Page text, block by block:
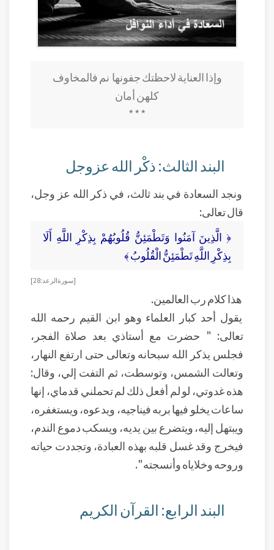
وإذا العناية لاحظتك جفونها نم فالمخاوف
كلهن أمان
* * *
البند الثالث: ذكْر الله عزوجل
ونجد السعادة في بند ثالث، في ذكر الله عز وجل،
قال تعالى:
﴿ الَّذِينَ آمَنُوا وَتَطْمَئِنُّ قُلُوبُهُمْ بِذِكْرِ اللَّهِ أَلَا
بِذِكْرِ اللَّهِ تَطْمَئِنُّ الْقُلُوبُ ﴾
[ سورة الرعد: 28]
هذا كلام رب العالمين.
يقول أحد كبار العلماء وهو ابن القيم رحمه الله
تعالى: " حضرت مع أستاذي بعد صلاة الفجر،
فجلس يذكر الله سبحانه وتعالى حتى ارتفع النهار،
وتعالت الشمس، وتوسطت، ثم التفت إلي، وقال:
هذه غدوتي، لو لم أفعل ذلك لم تحملني قدماي، إنها
ساعات يخلو فيها بربه فيناجيه، ويدعوه، ويستغفره،
ويبتهل إليه، ويتضرع بين يديه، ويسكب دموع الندم،
فيخرج وقد غسل قلبه بهذه العبادة، وتجددت حياته
وروحه وخلاياه وأنسجته ".
البند الرابع: القرآن الكريم